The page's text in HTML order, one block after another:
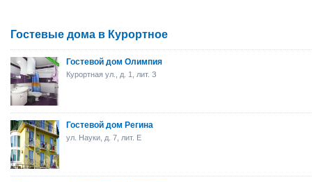
Гостевые дома в Курортное
Гостевой дом Олимпия
Курортная ул., д. 1, лит. З
Гостевой дом Регина
ул. Науки, д. 7, лит. Е